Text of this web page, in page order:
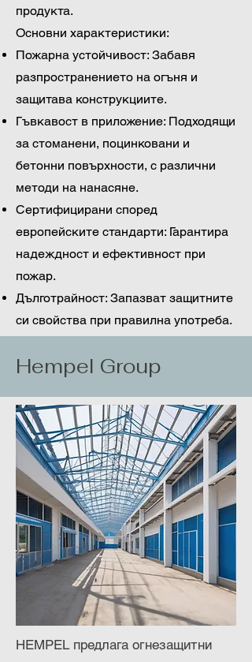
продукта.
Основни характеристики:
Пожарна устойчивост: Забавя
разпространението на огъня и
защитава конструкциите.
Гъвкавост в приложение: Подходящи
за стоманени, поцинковани и
бетонни повърхности, с различни
методи на нанасяне.
Сертифицирани според
европейските стандарти: Гарантира
надеждност и ефективност при
пожар.
Дълготрайност: Запазват защитните
си свойства при правилна употреба.
Hempel Group
HEMPEL предлага огнезащитни